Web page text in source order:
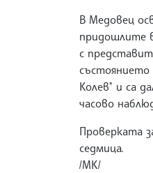
В Медовец
придошлите
с
състоянието
Колев" и са
часово
Проверката
седмица.
/МК/